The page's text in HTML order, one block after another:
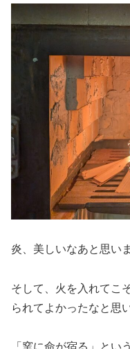
炎、美しいなあと思い
そして、火を入れてこ
られてよかったなと思